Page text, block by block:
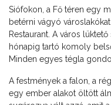
Siófokon, a Fő téren egy
betérni vágyó
Restaurant. A város
hónapig tartó komoly
Minden egyes tégla
A festmények a falon, a
egy ember alakot öltött